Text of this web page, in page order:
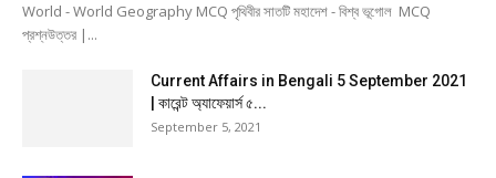
World - World Geography MCQ পৃথিবীর সাতটি মহাদেশ - বিশ্ব ভূগোল MCQ
প্রশ্নউত্তর |...
Current Affairs in Bengali 5 September 2021
| কারেন্ট অ্যাফেয়ার্স ৫...
September 5, 2021